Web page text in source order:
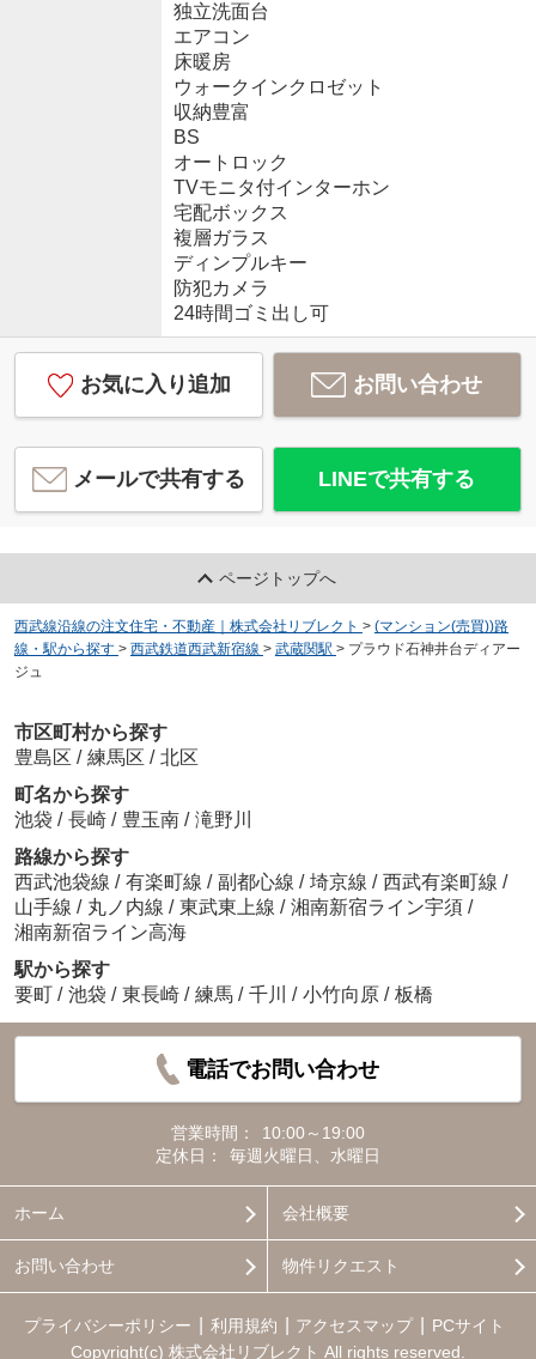
独立洗面台
エアコン
床暖房
ウォークインクロゼット
収納豊富
BS
オートロック
TVモニタ付インターホン
宅配ボックス
複層ガラス
ディンプルキー
防犯カメラ
24時間ゴミ出し可
お気に入り追加 お問い合わせ
メールで共有する LINEで共有する
ページトップへ
西武線沿線の注文住宅・不動産｜株式会社リブレクト > (マンション(売買))路
線・駅から探す > 西武鉄道西武新宿線 > 武蔵関駅 > プラウド石神井台ディアー
ジュ
市区町村から探す
豊島区 / 練馬区 / 北区
町名から探す
池袋 / 長崎 / 豊玉南 / 滝野川
路線から探す
西武池袋線 / 有楽町線 / 副都心線 / 埼京線 / 西武有楽町線 /
山手線 / 丸ノ内線 / 東武東上線 / 湘南新宿ライン宇須 /
湘南新宿ライン高海
駅から探す
要町 / 池袋 / 東長崎 / 練馬 / 千川 / 小竹向原 / 板橋
電話でお問い合わせ
営業時間：
10:00～19:00
定休日：
毎週火曜日、水曜日
ホーム 会社概要
お問い合わせ 物件リクエスト
プライバシーポリシー 利用規約 アクセスマップ
PCサイト
Copyright(c) 株式会社リブレクト All rights reserved.